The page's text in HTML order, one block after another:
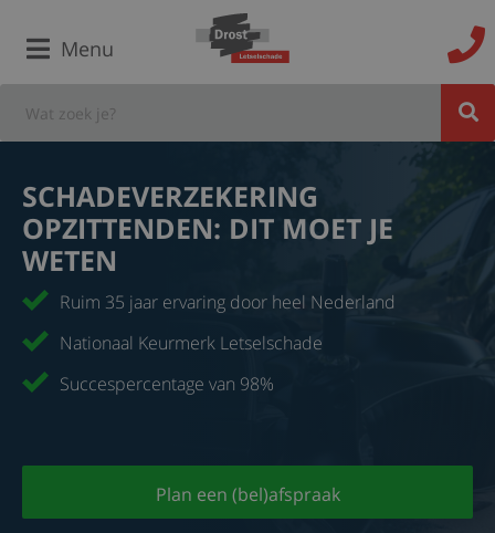
Menu
SCHADEVERZEKERING
OPZITTENDEN: DIT MOET JE
WETEN
Ruim 35 jaar ervaring door heel Nederland
Nationaal Keurmerk Letselschade
Succespercentage van 98%
Plan een (bel)afspraak